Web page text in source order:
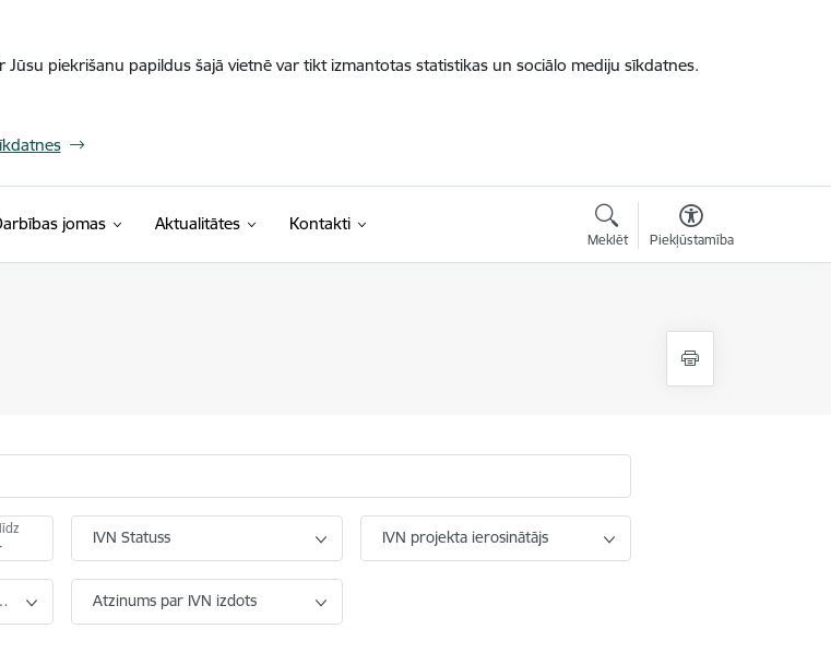
piekrišanu papildus šajā vietnē var tikt izmantotas statistikas un sociālo mediju sīkdatnes.
jomas Aktualitātes Kontakti
Meklēt Piekļūstamība
IVN Statuss IVN projekta ierosinātājs
Atzinums par IVN izdots